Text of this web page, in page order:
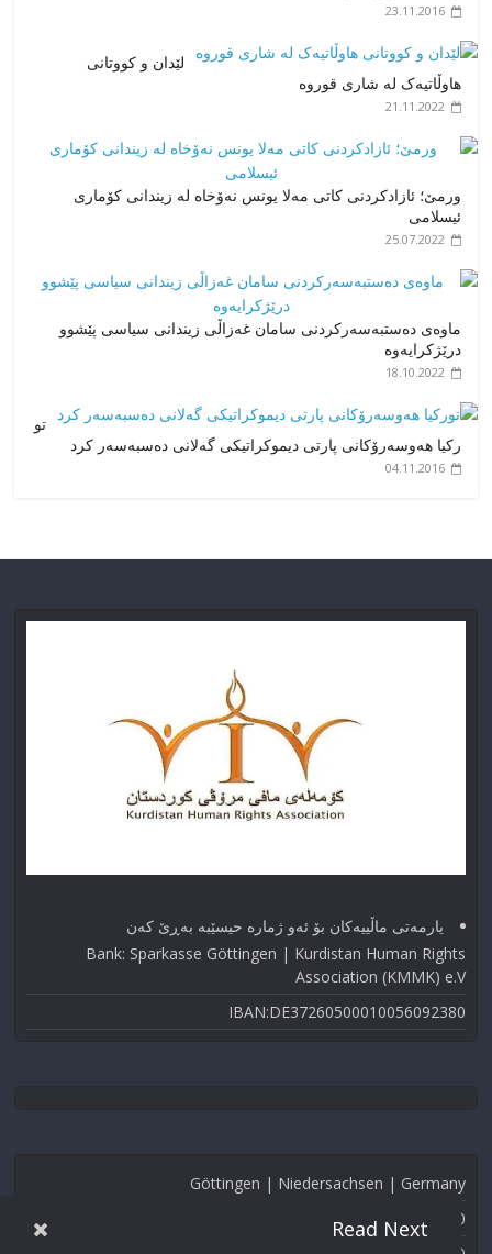
23.11.2016
لێدان و کووتانی
هاوڵاتیەک لە شاری قوروە
21.11.2022
ورمێ؛ ئازادکردنی کاتی مەلا یونس نەۆخاە لە زیندانی کۆماری
ئیسلامی
25.07.2022
ماوەی دەستبەسەرکردنی سامان غەزاڵی زیندانی سیاسی پێشوو
درێژکرایەوە
18.10.2022
تو
رکیا هەوسەرۆکانی پارتی دیموکراتیکی گەلانی دەسبەسەر کرد
04.11.2016
یارمەتی ماڵییەکان بۆ ئەو ژماره حیسێبە بەڕێ کەن
Bank: Sparkasse Göttingen | Kurdistan Human Rights
Association (KMMK) e.V
IBAN:DE37260500010056092380
Göttingen | Niedersachsen | Germany
Phone: (0049) 00000
Read Next